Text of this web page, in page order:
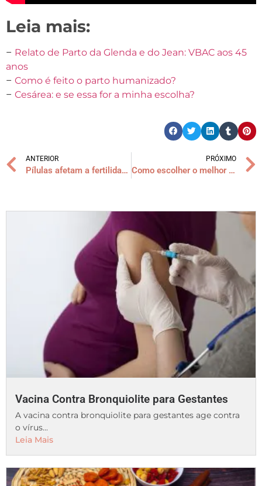
Leia mais:
– Relato de Parto da Glenda e do Jean: VBAC aos 45
anos
– Como é feito o parto humanizado?
– Cesárea: e se essa for a minha escolha?
ANTERIOR
Pílulas afetam a fertilidade?
PRÓXIMO
Como escolher o melhor ginecologista?
Vacina Contra Bronquiolite para Gestantes
A vacina contra bronquiolite para gestantes age contra
o vírus...
Leia Mais